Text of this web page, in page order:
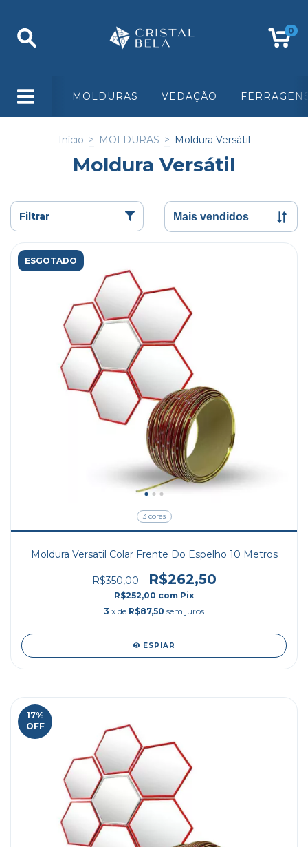
0
MOLDURAS VEDAÇÃO
Início > MOLDURAS > Moldura Versátil
Moldura Versátil
Filtrar
ESGOTADO
3 cores
Moldura Versatil Colar Frente Do Espelho 10 Metros
R$350,00 R$262,50
R$252,00 com Pix
3 x de R$87,50 sem juros
ESPIAR
17%
OFF